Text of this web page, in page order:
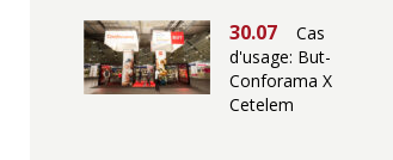
30.07
Cas
d'usage: But-
Conforama X
Cetelem